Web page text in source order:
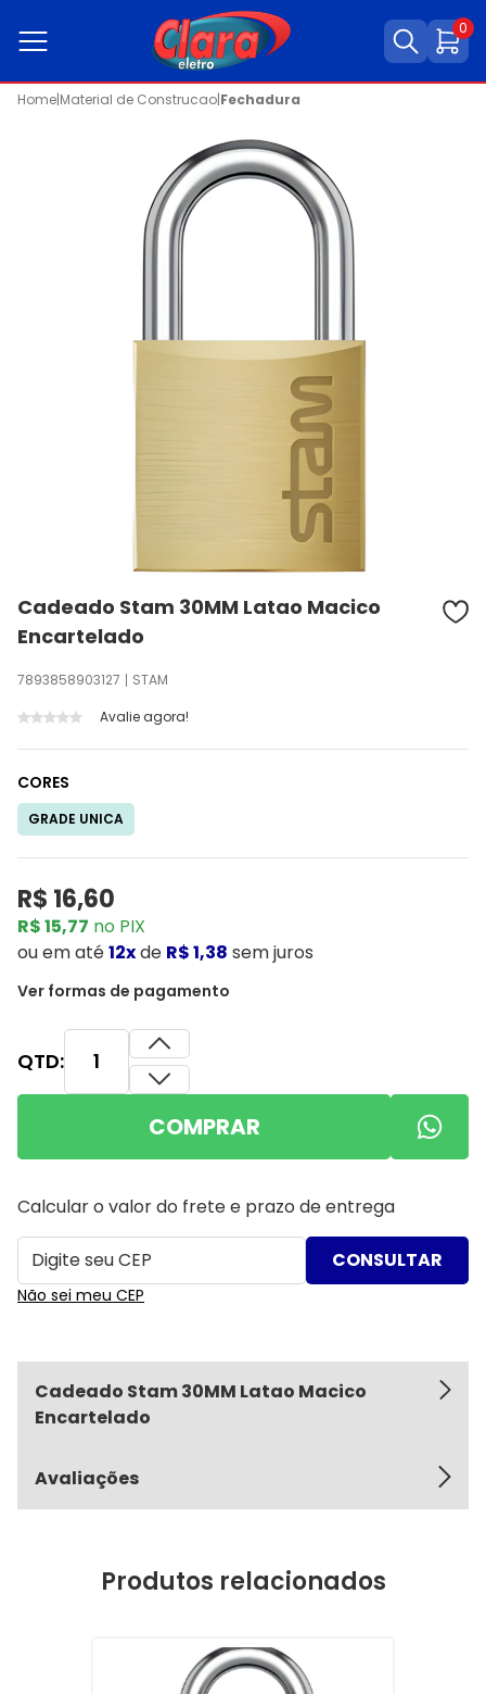
0
Home|Material de Construcao|Fechadura
Cadeado Stam 30MM Latao Macico
Encartelado
7893858903127
STAM
Avalie agora!
R$ 16,60
R$ 15,77 no PIX
ouem até12xde R$ 1,38 sem juros
Ver formas de pagamento
CORES
GRADE UNICA
QTD:
COMPRAR
Calcular o valor do frete e prazo de entrega
Não sei meu CEP
Cadeado Stam 30MM Latao Macico
Encartelado
Avaliações
Produtos relacionados